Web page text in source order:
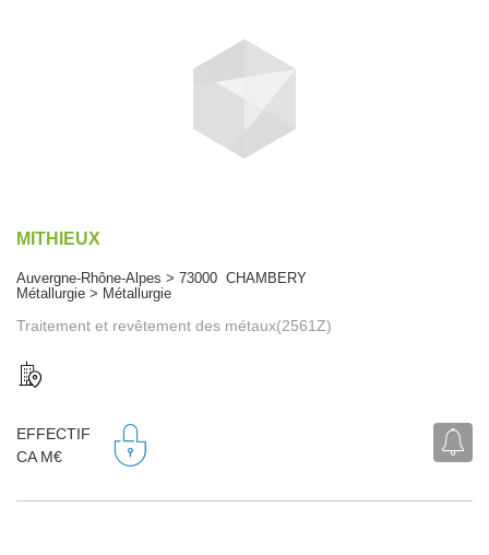
MITHIEUX
Auvergne-Rhône-Alpes > 73000 CHAMBERY
Métallurgie > Métallurgie
Traitement et revêtement des métaux(2561Z)
EFFECTIF
CA M€